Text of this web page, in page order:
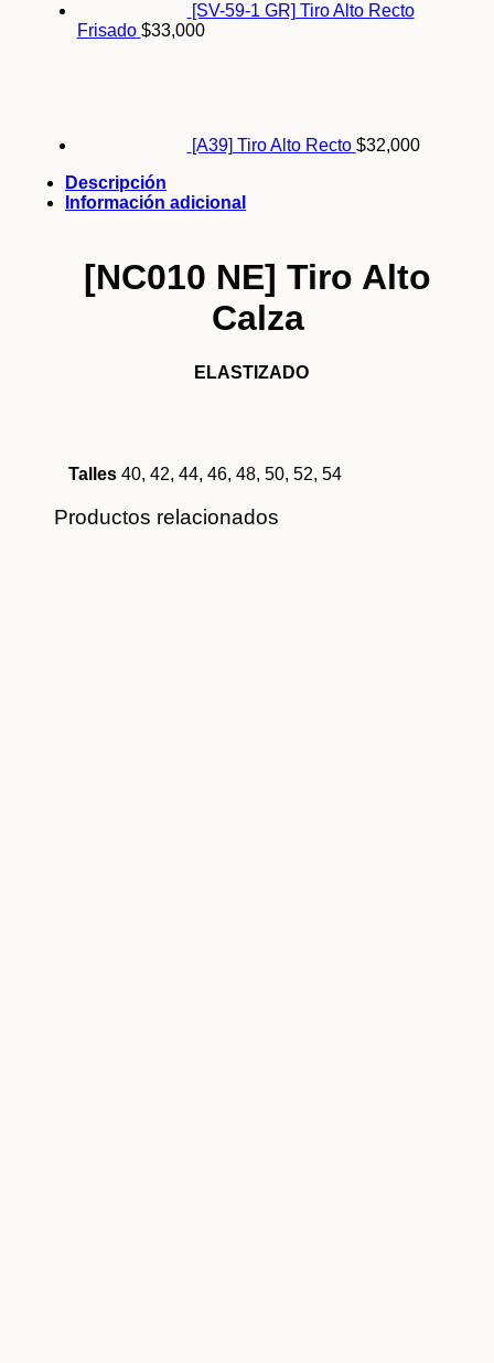
[SV-59-1 GR] Tiro Alto Recto
Frisado $33,000
[A39] Tiro Alto Recto $32,000
Descripción
Información adicional
[NC010 NE] Tiro Alto
Calza
ELASTIZADO
Talles 40, 42, 44, 46, 48, 50, 52, 54
Productos relacionados